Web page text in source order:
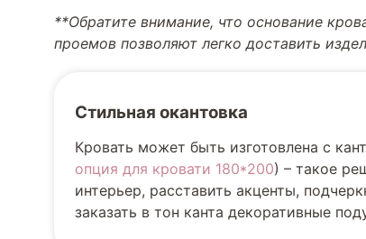
**Обратите внимание, что основание
проемов позволяют легко доставить
Стильная окантовка
Кровать может быть изготовлена с
опция для кровати 180*200) – такое
интерьер, расставить акценты,
заказать в тон канта декоративные